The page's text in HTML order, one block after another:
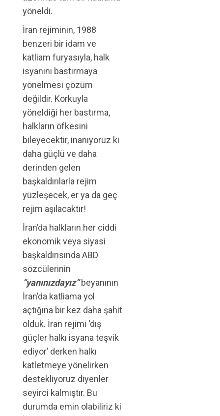
yöneldi.
İran rejiminin, 1988
benzeri bir idam ve
katliam furyasıyla, halk
isyanını bastırmaya
yönelmesi çözüm
değildir. Korkuyla
yöneldiği her bastırma,
halkların öfkesini
bileyecektir, inanıyoruz ki
daha güçlü ve daha
derinden gelen
başkaldırılarla rejim
yüzleşecek, er ya da geç
rejim aşılacaktır!
İran’da halkların her ciddi
ekonomik veya siyasi
başkaldırısında ABD
sözcülerinin
“yanınızdayız”beyanının
İran’da katliama yol
açtığına bir kez daha şahit
olduk. İran rejimi ‘dış
güçler halkı isyana teşvik
ediyor’ derken halkı
katletmeye yönelirken
destekliyoruz diyenler
seyirci kalmıştır. Bu
durumda emin olabiliriz ki